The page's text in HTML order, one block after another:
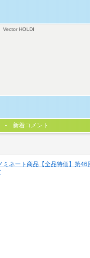
Vector HOLDI
新着コメント